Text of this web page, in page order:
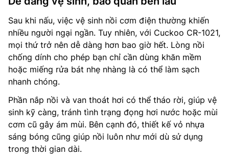
Sau khi nấu, việc vệ sinh nồi cơm điện thường khiến
nhiều người ngại ngần. Tuy nhiên, với Cuckoo CR-1021,
mọi thứ trở nên dễ dàng hơn bao giờ hết. Lòng nồi
chống dính cho phép bạn chỉ cần dùng khăn mềm
hoặc miếng rửa bát nhẹ nhàng là có thể làm sạch
nhanh chóng.
Phần nắp nồi và van thoát hơi có thể tháo rời, giúp vệ
sinh kỹ càng, tránh tình trạng đọng hơi nước hoặc mùi
cơm cũ gây ám mùi. Bên cạnh đó, thiết kế vỏ nhựa
sáng bóng cũng giúp nồi luôn như mới dù sử dụng
trong thời gian dài.